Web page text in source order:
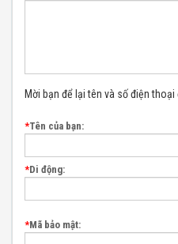
Mời bạn để lại tên và số điện
*Tên của bạn:
*Di động:
*Mã bảo mật: